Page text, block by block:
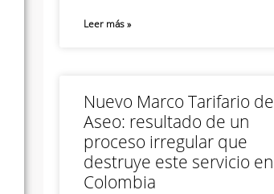
Leer más »
Nuevo Marco Tarifario de
Aseo: resultado de un
proceso irregular que
destruye este servicio en
Colombia